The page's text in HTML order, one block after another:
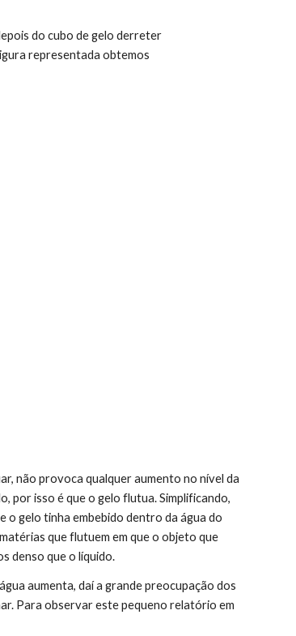
do cubo de gelo derreter
representada obtemos
por isso é que o gelo flutua. Simplificando,
o gelo tinha embebido dentro da água do
que flutuem em que o objeto que
denso que o líquido.
Para observar este pequeno relatório em